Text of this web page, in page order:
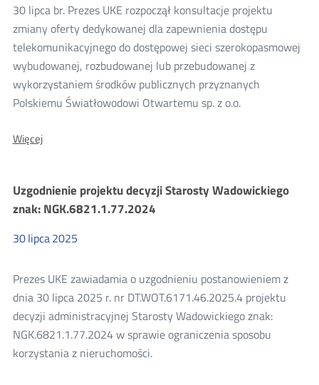
dział.
gosp.
pod
firmą
F.P.H.U.
„GESA”
30 lipca br. Prezes UKE rozpoczął konsultacje projektu
zmiany oferty dedykowanej dla zapewnienia dostępu
telekomunikacyjnego do dostępowej sieci szerokopasmowej
wybudowanej, rozbudowanej lub przebudowanej z
wykorzystaniem środków publicznych przyznanych
Polskiemu Światłowodowi Otwartemu sp. z o.o.
WięcejO:
oferty
hurtowej
Polski
Otwarty
o.o.
dla
Sieci
FERC
Uzgodnienie projektu decyzji Starosty Wadowickiego
znak: NGK.6821.1.77.2024
30lipca2025
Prezes UKE zawiadamia o uzgodnieniu postanowieniem z
dnia 30 lipca 2025 r. nr DT.WOT.6171.46.2025.4 projektu
decyzji administracyjnej Starosty Wadowickiego znak:
NGK.6821.1.77.2024 w sprawie ograniczenia sposobu
korzystania z nieruchomości.